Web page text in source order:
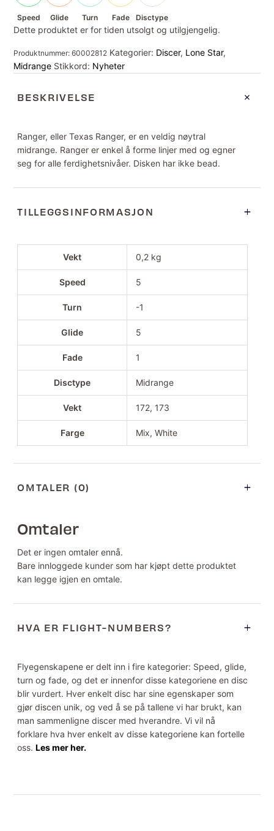
Speed Glide Turn Fade Disctype
Dette produktet er for tiden utsolgt og utilgjengelig.
Produktnummer:60002812 Kategorier: Discer, Lone Star,
Midrange Stikkord: Nyheter
BESKRIVELSE
Ranger, eller Texas Ranger, er en veldig nøytral
midrange. Ranger er enkel å forme linjer med og egner
seg for alle ferdighetsnivåer. Disken har ikke bead.
TILLEGGSINFORMASJON
Vekt 0,2 kg
Speed 5
Turn -1
Glide 5
Fade 1
Disctype Midrange
Vekt 172, 173
Farge Mix, White
OMTALER (0)
Omtaler
Det er ingen omtaler ennå.
Bare innloggede kunder som har kjøpt dette produktet
kan legge igjen en omtale.
HVA ER FLIGHT-NUMBERS?
Flyegenskapene er delt inn i fire kategorier: Speed, glide,
turn og fade, og det er innenfor disse kategoriene en disc
blir vurdert. Hver enkelt disc har sine egenskaper som
gjør discen unik, og ved å se på tallene vi har brukt, kan
man sammenligne discer med hverandre. Vi vil nå
forklare hva hver enkelt av disse kategoriene kan fortelle
oss.Les mer her.